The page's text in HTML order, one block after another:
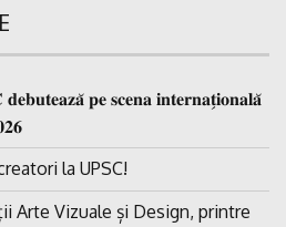
𝐩𝐞 𝐬𝐜𝐞𝐧𝐚 𝐢𝐧𝐭𝐞𝐫𝐧𝐚𝐭̗𝐢𝐨𝐧𝐚𝐥𝐚̆
la UPSC!
Arte Vizuale și Design, printre